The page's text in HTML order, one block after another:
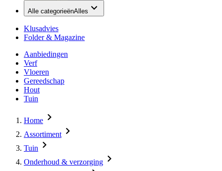
Alle categorieënAlles
Klusadvies
Folder & Magazine
Aanbiedingen
Verf
Vloeren
Gereedschap
Hout
Tuin
Home
Assortiment
Tuin
Onderhoud & verzorging